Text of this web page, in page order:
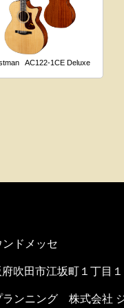
AC122-1CE Deluxe
ドメッセ
府吹田市江坂町１丁目
ランニング 株式会社